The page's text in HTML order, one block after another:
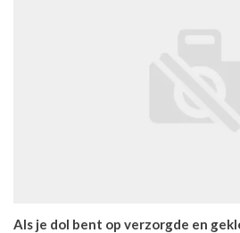
Als je dol bent op verzorgde en